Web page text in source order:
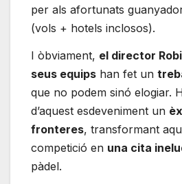
per als afortunats
(vols + hotels inclosos).
I òbviament, el director
seus equips han fet un
que no podem sinó elogiar.
d’aquest esdeveniment un
fronteres, transformant
competició en una cita
pàdel.